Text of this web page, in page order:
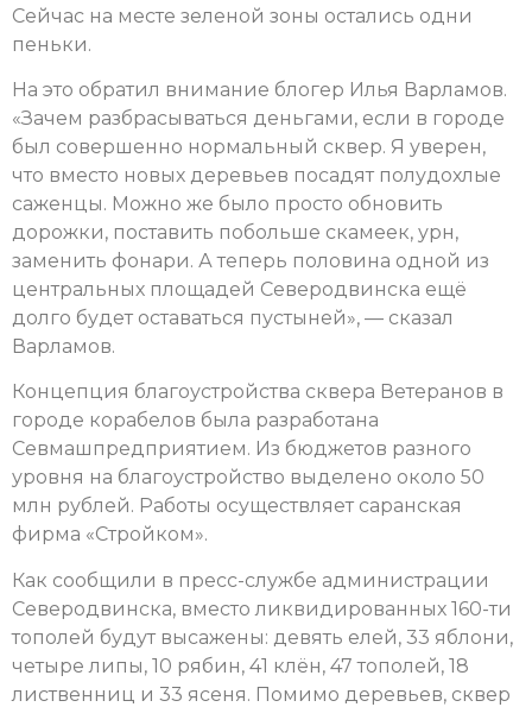
Сейчас на месте зеленой зоны остались одни
пеньки.
На это обратил внимание блогер Илья Варламов.
«Зачем разбрасываться деньгами, если в городе
был совершенно нормальный сквер. Я уверен,
что вместо новых деревьев посадят полудохлые
саженцы. Можно же было просто обновить
дорожки, поставить побольше скамеек, урн,
заменить фонари. А теперь половина одной из
центральных площадей Северодвинска ещё
долго будет оставаться пустыней», — сказал
Варламов.
Концепция благоустройства сквера Ветеранов в
городе корабелов была разработана
Севмашпредприятием. Из бюджетов разного
уровня на благоустройство выделено около 50
млн рублей. Работы осуществляет саранская
фирма «Стройком».
Как сообщили в пресс-службе администрации
Северодвинска, вместо ликвидированных 160-ти
тополей будут высажены: девять елей, 33 яблони,
четыре липы, 10 рябин, 41 клён, 47 тополей, 18
лиственниц и 33 ясеня. Помимо деревьев, сквер